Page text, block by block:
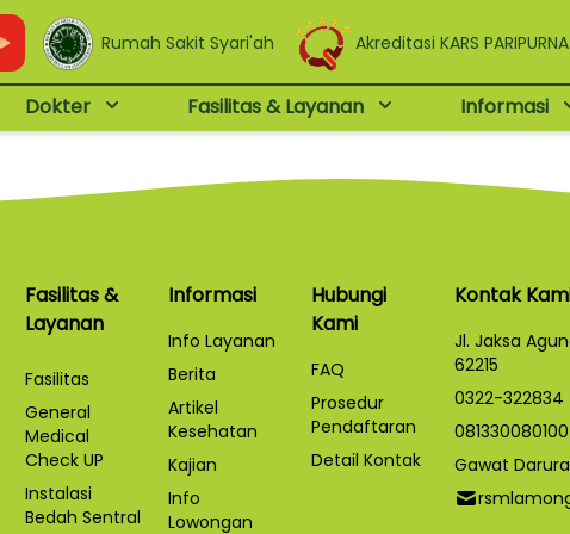
Rumah Sakit Syari'ah Akreditasi KARS PARIPURNA
Dokter Fasilitas & Layanan Informasi
Fasilitas &
Layanan
Fasilitas
General
Medical
Check UP
Instalasi
Bedah Sentral
Informasi
Info Layanan
Berita
Artikel
Kesehatan
Kajian
Info
Lowongan
Hubungi
Kami
FAQ
Prosedur
Pendaftaran
Detail Kontak
Kontak
Jl. Jaksa
62215
0322-322834
081330080100
Gawat